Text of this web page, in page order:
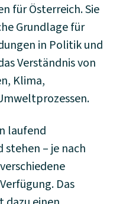
für Österreich. Sie
Grundlage für
in Politik und
Verständnis von
Klima,
laufend
– je nach
Das